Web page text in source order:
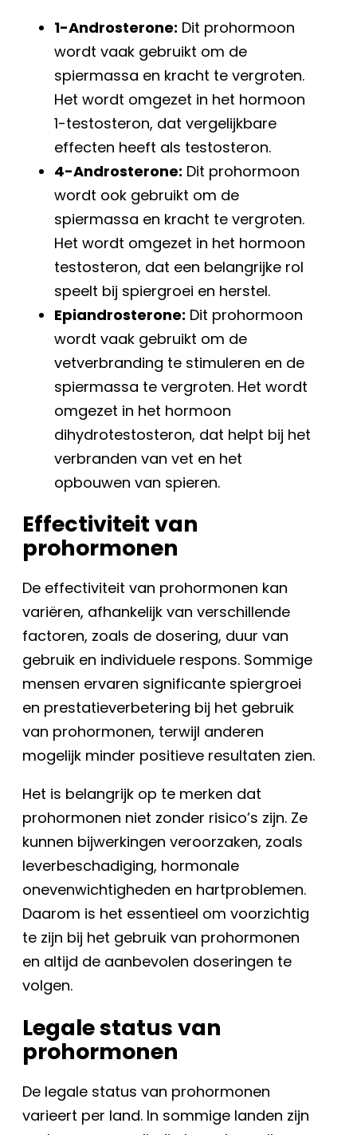
1-Androsterone: Dit prohormoon
wordt vaak gebruikt om de
spiermassa en kracht te vergroten.
Het wordt omgezet in het hormoon
1-testosteron, dat vergelijkbare
effecten heeft als testosteron.
4-Androsterone: Dit prohormoon
wordt ook gebruikt om de
spiermassa en kracht te vergroten.
Het wordt omgezet in het hormoon
testosteron, dat een belangrijke rol
speelt bij spiergroei en herstel.
Epiandrosterone: Dit prohormoon
wordt vaak gebruikt om de
vetverbranding te stimuleren en de
spiermassa te vergroten. Het wordt
omgezet in het hormoon
dihydrotestosteron, dat helpt bij het
verbranden van vet en het
opbouwen van spieren.
Effectiviteit van
prohormonen
De effectiviteit van prohormonen kan
variëren, afhankelijk van verschillende
factoren, zoals de dosering, duur van
gebruik en individuele respons. Sommige
mensen ervaren significante spiergroei
en prestatieverbetering bij het gebruik
van prohormonen, terwijl anderen
mogelijk minder positieve resultaten zien.
Het is belangrijk op te merken dat
prohormonen niet zonder risico’s zijn. Ze
kunnen bijwerkingen veroorzaken, zoals
leverbeschadiging, hormonale
onevenwichtigheden en hartproblemen.
Daarom is het essentieel om voorzichtig
te zijn bij het gebruik van prohormonen
en altijd de aanbevolen doseringen te
volgen.
Legale status van
prohormonen
De legale status van prohormonen
varieert per land. In sommige landen zijn